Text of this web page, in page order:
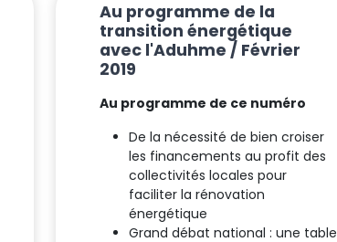
Au programme de la
transition énergétique
avec l'Aduhme / Février
2019
Au programme de ce numéro
De la nécessité de bien croiser
les financements au profit des
collectivités locales pour
faciliter la rénovation
énergétique
Grand débat national : une table